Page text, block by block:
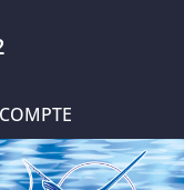
COMPTE